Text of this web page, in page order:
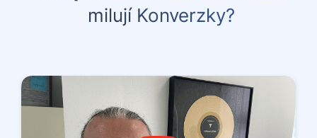
milují Konverzky?